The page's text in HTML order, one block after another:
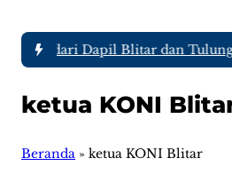
2029 dari Dapil Blitar dan
ketua KONI
Beranda » ketua KONI Blitar